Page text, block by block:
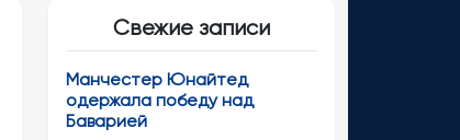
Свежие записи
Манчестер Юнайтед
одержала победу над
Баварией